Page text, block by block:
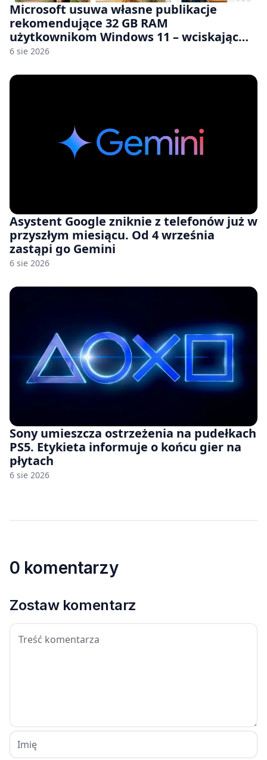
Microsoft usuwa własne publikacje
rekomendujące 32 GB RAM
użytkownikom Windows 11 – wciskając
nam przy tym komputery z 8 GB RAM po
6 sie 2026
Asystent Google zniknie z telefonów już w
przyszłym miesiącu. Od 4 września
zastąpi go Gemini
6 sie 2026
Sony umieszcza ostrzeżenia na pudełkach
PS5. Etykieta informuje o końcu gier na
płytach
6 sie 2026
0 komentarzy
Zostaw komentarz